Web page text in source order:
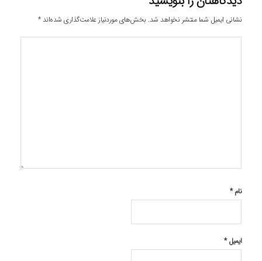
نشانی ایمیل شما منتشر نخواهد شد. بخش‌های موردنیاز علامت‌گذاری شده‌اند*
نام*
ایمیل*